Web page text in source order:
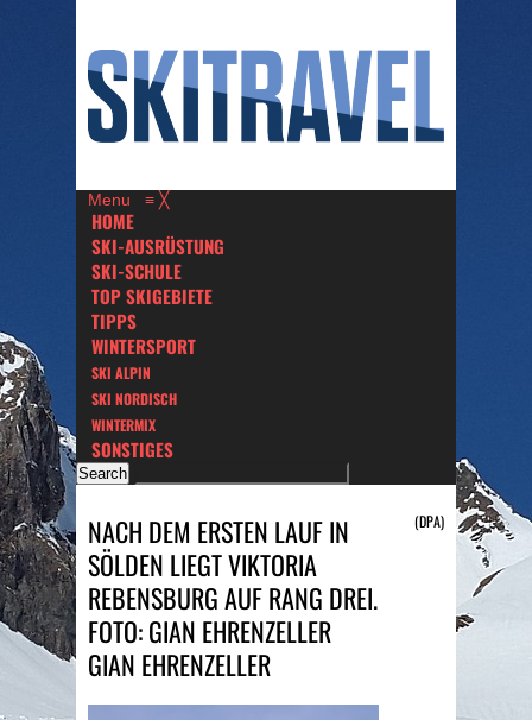
Menu ≡ ╳
HOME
SKI-AUSRÜSTUNG
SKI-SCHULE
TOP SKIGEBIETE
TIPPS
WINTERSPORT
SKI ALPIN
SKI NORDISCH
WINTERMIX
SONSTIGES
NACH DEM ERSTEN LAUF IN
SÖLDEN LIEGT VIKTORIA
REBENSBURG AUF RANG DREI.
FOTO: GIAN EHRENZELLER
GIAN EHRENZELLER
(DPA)